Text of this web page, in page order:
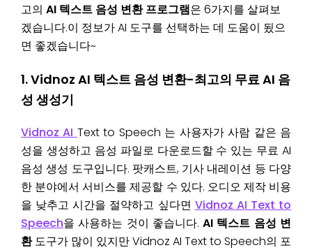
고의 AI 텍스트 음성 변환 프로그램은 6가지를 살펴보
겠습니다.이 정보가 AI 도구를 선택하는 데 도움이 됬으
면 좋겠습니다~
1. Vidnoz AI 텍스트 음성 변환-최고의 무료 AI 음
성 생성기
Vidnoz AI Text to Speech 는 사용자가 사람 같은 음
성을 생성하고 음성 파일로 다운로드할 수 있는 무료 AI
음성 생성 도구입니다. 팟캐스트, 기사 내레이션 등 다양
한 분야에서 서비스를 제공할 수 있다. 오디오 제작 비용
을 낮추고 시간을 절약하고 싶다면 Vidnoz AI Text to
Speech을 사용하는 것이 좋습니다.AI 텍스트 음성 변
환도구가 많이 있지만 Vidnoz AI Text to Speech의 포